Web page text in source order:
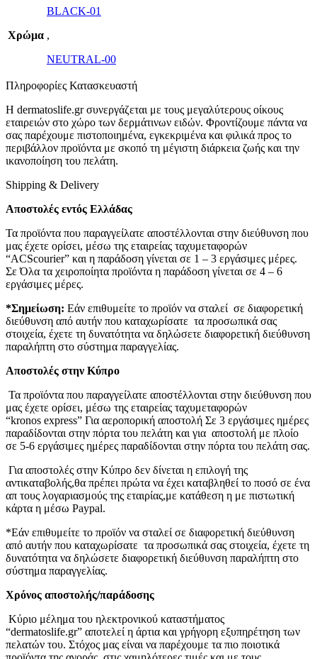
Χρώμα
BLACK-01
,
NEUTRAL-00
Πληροφορίες Κατασκευαστή
Η dermatoslife.gr συνεργάζεται με τους μεγαλύτερους οίκους
εταιρειών στο χώρο των δερμάτινων ειδών. Φροντίζουμε πάντα να
σας παρέχουμε πιστοποιημένα, εγκεκριμένα και φιλικά προς το
περιβάλλον προϊόντα με σκοπό τη μέγιστη διάρκεια ζωής και την
ικανοποίηση του πελάτη.
Shipping & Delivery
Αποστολές εντός Ελλάδας
Τα προϊόντα που παραγγείλατε αποστέλλονται στην διεύθυνση που
μας έχετε ορίσει, μέσω της εταιρείας ταχυμεταφορών
“ACScourier” και η παράδοση γίνεται σε 1 – 3 εργάσιμες μέρες.
Σε Όλα τα χειροποίητα προϊόντα η παράδοση γίνεται σε 4 – 6
εργάσιμες μέρες.
*Σημείωση: Εάν επιθυμείτε το προϊόν να σταλεί σε διαφορετική
διεύθυνση από αυτήν που καταχωρίσατε τα προσωπικά σας
στοιχεία, έχετε τη δυνατότητα να δηλώσετε διαφορετική διεύθυνση
παραλήπτη στο σύστημα παραγγελίας.
Αποστολές στην Κύπρο
Τα προϊόντα που παραγγείλατε αποστέλλονται στην διεύθυνση που
μας έχετε ορίσει, μέσω της εταιρείας ταχυμεταφορών
“kronos express” Για αεροπορική αποστολή Σε 3 εργάσιμες ημέρες
παραδίδονται στην πόρτα του πελάτη και για αποστολή με πλοίο
σε 5-6 εργάσιμες ημέρες παραδίδονται στην πόρτα του πελάτη σας.
Για αποστολές στην Κύπρο δεν δίνεται η επιλογή της
αντικαταβολής,θα πρέπει πρώτα να έχει καταβληθεί το ποσό σε ένα
απ τους λογαριασμούς της εταιρίας,με κατάθεση η με πιστωτική
κάρτα η μέσω Paypal.
*Εάν επιθυμείτε το προϊόν να σταλεί σε διαφορετική διεύθυνση
από αυτήν που καταχωρίσατε τα προσωπικά σας στοιχεία, έχετε τη
δυνατότητα να δηλώσετε διαφορετική διεύθυνση παραλήπτη στο
σύστημα παραγγελίας.
Χρόνος αποστολής/παράδοσης
Κύριο μέλημα του ηλεκτρονικού καταστήματος
“dermatoslife.gr” αποτελεί η άρτια και γρήγορη εξυπηρέτηση των
πελατών του. Στόχος μας είναι να παρέχουμε τα πιο ποιοτικά